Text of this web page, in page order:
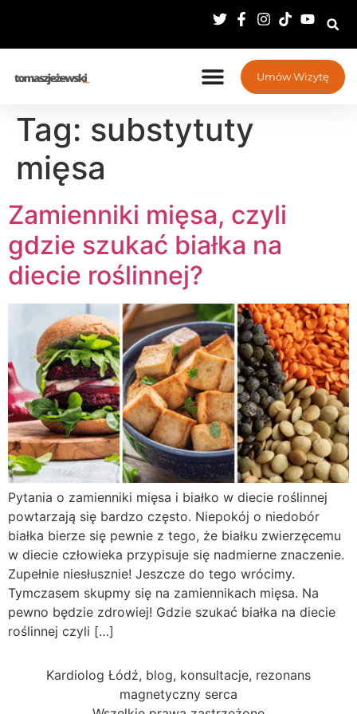
Umów Wizytę
Tag: substytuty
mięsa
Zamienniki mięsa, czyli
gdzie szukać białka na
diecie roślinnej?
Pytania o zamienniki mięsa i białko w diecie roślinnej
powtarzają się bardzo często. Niepokój o niedobór
białka bierze się pewnie z tego, że białku zwierzęcemu
w diecie człowieka przypisuje się nadmierne znaczenie.
Zupełnie niesłusznie! Jeszcze do tego wrócimy.
Tymczasem skupmy się na zamiennikach mięsa. Na
pewno będzie zdrowiej! Gdzie szukać białka na diecie
roślinnej czyli […]
Kardiolog Łódź, blog, konsultacje, rezonans
magnetyczny serca